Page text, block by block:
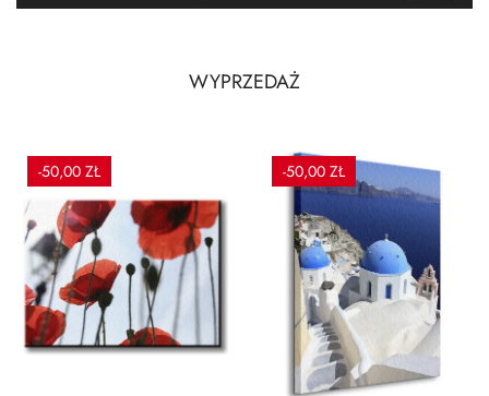
WYPRZEDAŻ
-50,00 ZŁ -50,00 ZŁ